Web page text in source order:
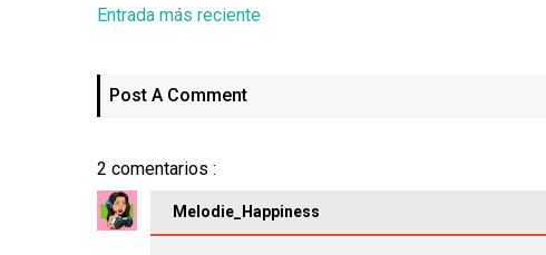
Entrada más reciente
Post A Comment
2 comentarios :
Melodie_Happiness